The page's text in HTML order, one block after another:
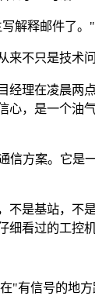
解释邮件了。"
来不只是技术问
经理在凌晨两
心，是一个油
信方案。它是
不是基站，不
细看过的工控机
"有信号的地